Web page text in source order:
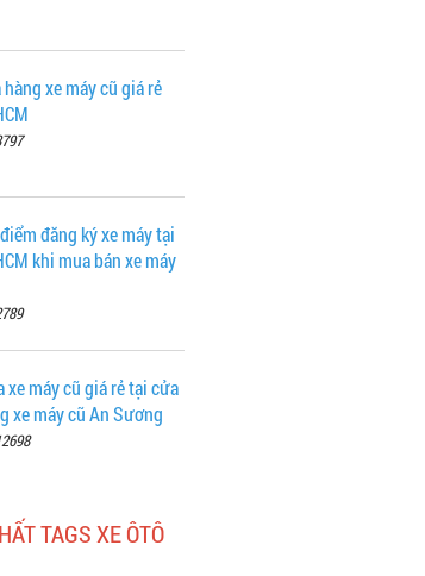
hàng xe máy cũ giá rẻ
đăng ký xe máy tại
khi mua bán xe máy
xe máy cũ giá rẻ tại cửa
xe máy cũ An Sương
TAGS XE ÔTÔ